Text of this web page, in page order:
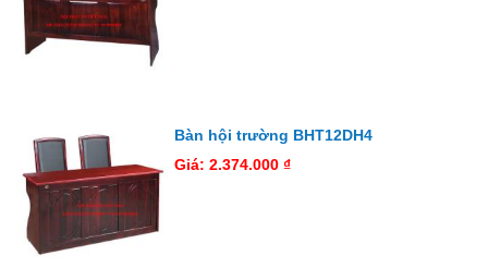
Bàn hội trường BHT12DH4
Giá: 2.374.000 ₫